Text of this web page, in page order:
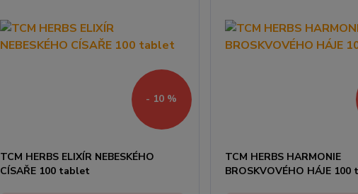
- 10 %
TCM HERBS ELIXÍR NEBESKÉHO
CÍSAŘE 100 tablet
TCM HERBS HARMONIE
BROSKVOVÉHO HÁJE